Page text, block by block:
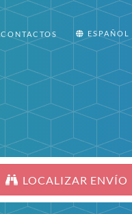
CONTACTOS ESPAÑOL
LOCALIZAR ENVÍO